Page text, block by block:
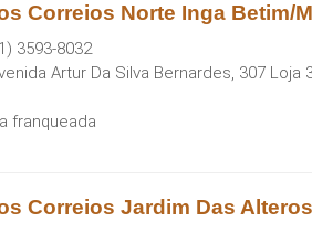
Correios Norte Inga Betim/
3593-8032
Artur Da Silva Bernardes, 307 Loja
franqueada
Correios Jardim Das